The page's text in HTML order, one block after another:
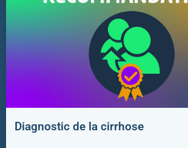
Diagnostic de la cirrhose